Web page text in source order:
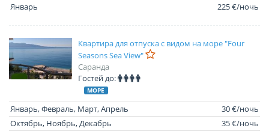
Январь
225 €/ночь
Квартира для отпуска с видом на море "Four
Seasons Sea View"
Саранда
Гостей до:
МОРЕ
Январь, Февраль, Март, Апрель
30 €/ночь
Октябрь, Ноябрь, Декабрь
35 €/ночь